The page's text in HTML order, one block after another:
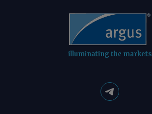
illuminating the markets